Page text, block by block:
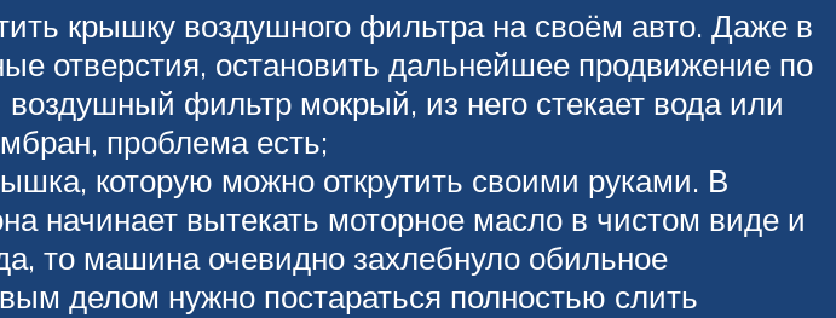
крышку воздушного фильтра на своём авто. Даже в
отверстия, остановить дальнейшее продвижение по
фильтр мокрый, из него стекает вода или
проблема есть;
которую можно открутить своими руками. В
начинает вытекать моторное масло в чистом виде и
то машина очевидно захлебнуло обильное
делом нужно постараться полностью слить